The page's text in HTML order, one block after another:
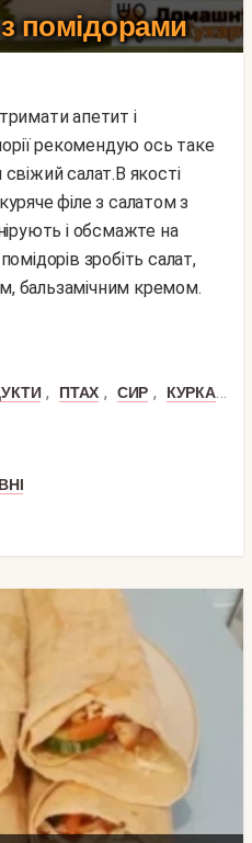
помідорами
рекомендую ось таке
салат.В якості
філе з салатом з
і обсмажте на
зробіть салат,
бальзамічним кремом.
, ПТАХ , СИР , КУРКА ,